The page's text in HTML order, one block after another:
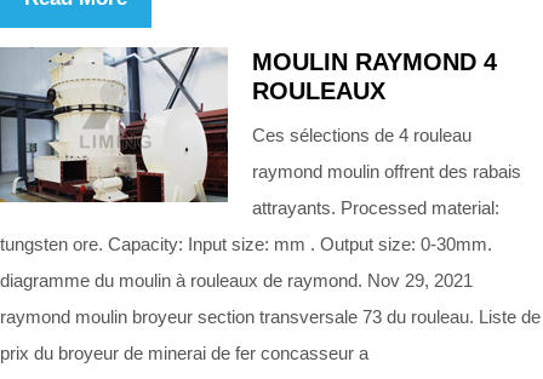
MOULIN RAYMOND 4
ROULEAUX
Ces sélections de 4 rouleau
raymond moulin offrent des rabais
attrayants. Processed material:
tungsten ore. Capacity: Input size: mm . Output size: 0-30mm.
diagramme du moulin à rouleaux de raymond. Nov 29, 2021
raymond moulin broyeur section transversale 73 du rouleau. Liste de
prix du broyeur de minerai de fer concasseur a